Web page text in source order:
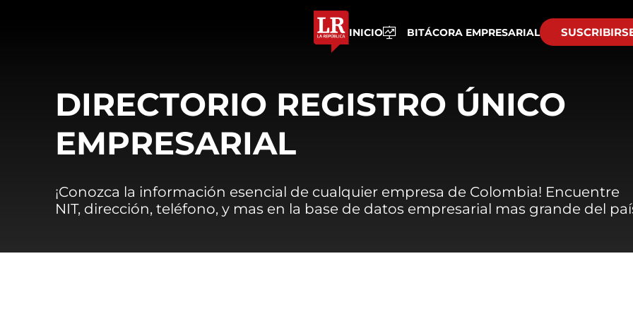
INICIO BITÁCORA EMPRESARIAL
DIRECTORIO REGISTRO ÚNICO
EMPRESARIAL
¡Conozca la información esencial de cualquier empresa de Colombia! Encuentre
NIT, dirección, teléfono, y mas en la base de datos empresarial mas grande del